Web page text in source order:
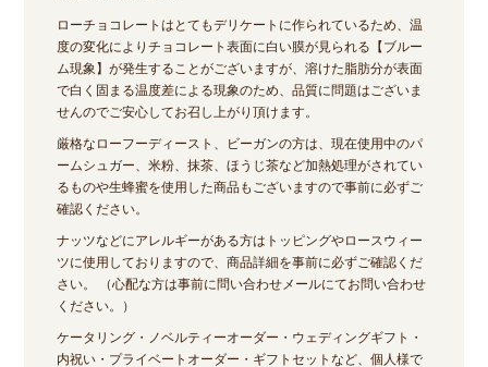
ローチョコレートはとてもデリケートに作られているため、温
度の変化によりチョコレート表面に白い膜が見られる【ブルー
ム現象】が発生することがございますが、溶けた脂肪分が表面
で白く固まる温度差による現象のため、品質に問題はございま
せんのでご安心してお召し上がり頂けます。
厳格なローフーディースト、ビーガンの方は、現在使用中のパ
ームシュガー、米粉、抹茶、ほうじ茶など加熱処理がされてい
るものや生蜂蜜を使用した商品もございますので事前に必ずご
確認ください。
ナッツなどにアレルギーがある方はトッピングやロースウィー
ツに使用しておりますので、商品詳細を事前に必ずご確認くだ
さい。 （心配な方は事前に問い合わせメールにてお問い合わせ
ください。）
ケータリング・ノベルティーオーダー・ウェディングギフト・
内祝い・プライベートオーダー・ギフトセットなど、個人様で